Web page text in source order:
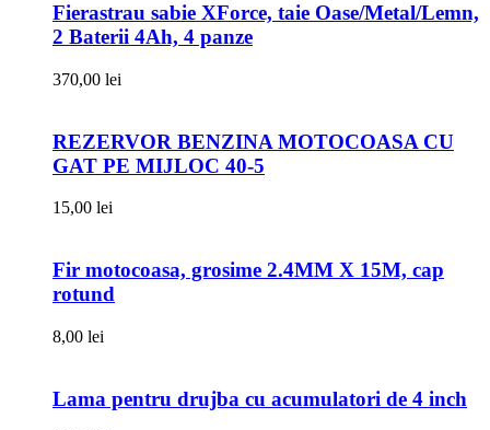
Fierastrau sabie XForce, taie Oase/Metal/Lemn,
2 Baterii 4Ah, 4 panze
370,00 lei
REZERVOR BENZINA MOTOCOASA CU
GAT PE MIJLOC 40-5
15,00 lei
Fir motocoasa, grosime 2.4MM X 15M, cap
rotund
8,00 lei
Lama pentru drujba cu acumulatori de 4 inch